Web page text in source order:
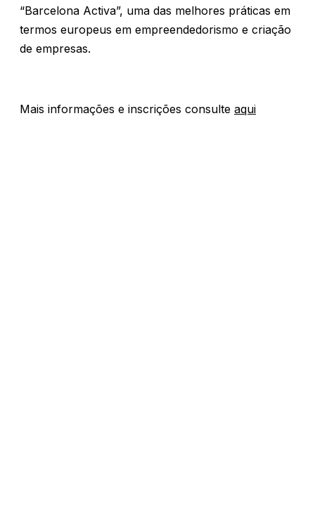
“Barcelona Activa”, uma das melhores práticas em
termos europeus em empreendedorismo e criação
de empresas.
Mais informações e inscrições consulte aqui